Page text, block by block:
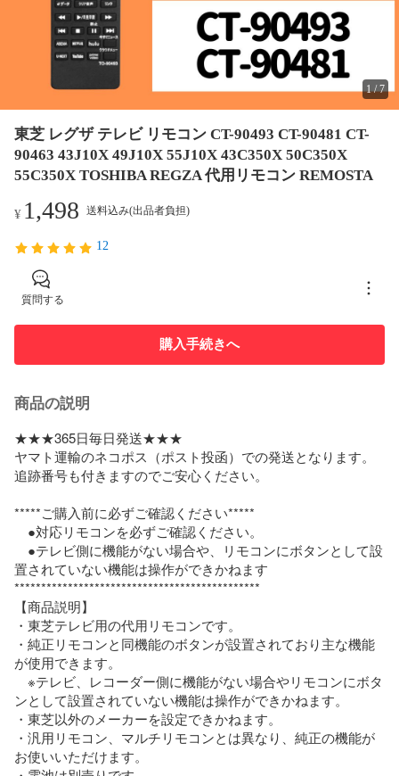
1/7
東芝 レグザ テレビ リモコン CT-90493 CT-90481 CT-
90463 43J10X 49J10X 55J10X 43C350X 50C350X
55C350X TOSHIBA REGZA 代用リモコン REMOSTA
¥ 1,498 送料込み(出品者負担)
12
質問する
購入手続きへ
商品の説明
★★★365日毎日発送★★★
ヤマト運輸のネコポス（ポスト投函）での発送となります。
追跡番号も付きますのでご安心ください。
*****ご購入前に必ずご確認ください*****
●対応リモコンを必ずご確認ください。
●テレビ側に機能がない場合や、リモコンにボタンとして設
置されていない機能は操作ができかねます
**********************************************
【商品説明】
・東芝テレビ用の代用リモコンです。
・純正リモコンと同機能のボタンが設置されており主な機能
が使用できます。
※テレビ、レコーダー側に機能がない場合やリモコンにボタ
ンとして設置されていない機能は操作ができかねます。
・東芝以外のメーカーを設定できかねます。
・汎用リモコン、マルチリモコンとは異なり、純正の機能が
お使いいただけます。